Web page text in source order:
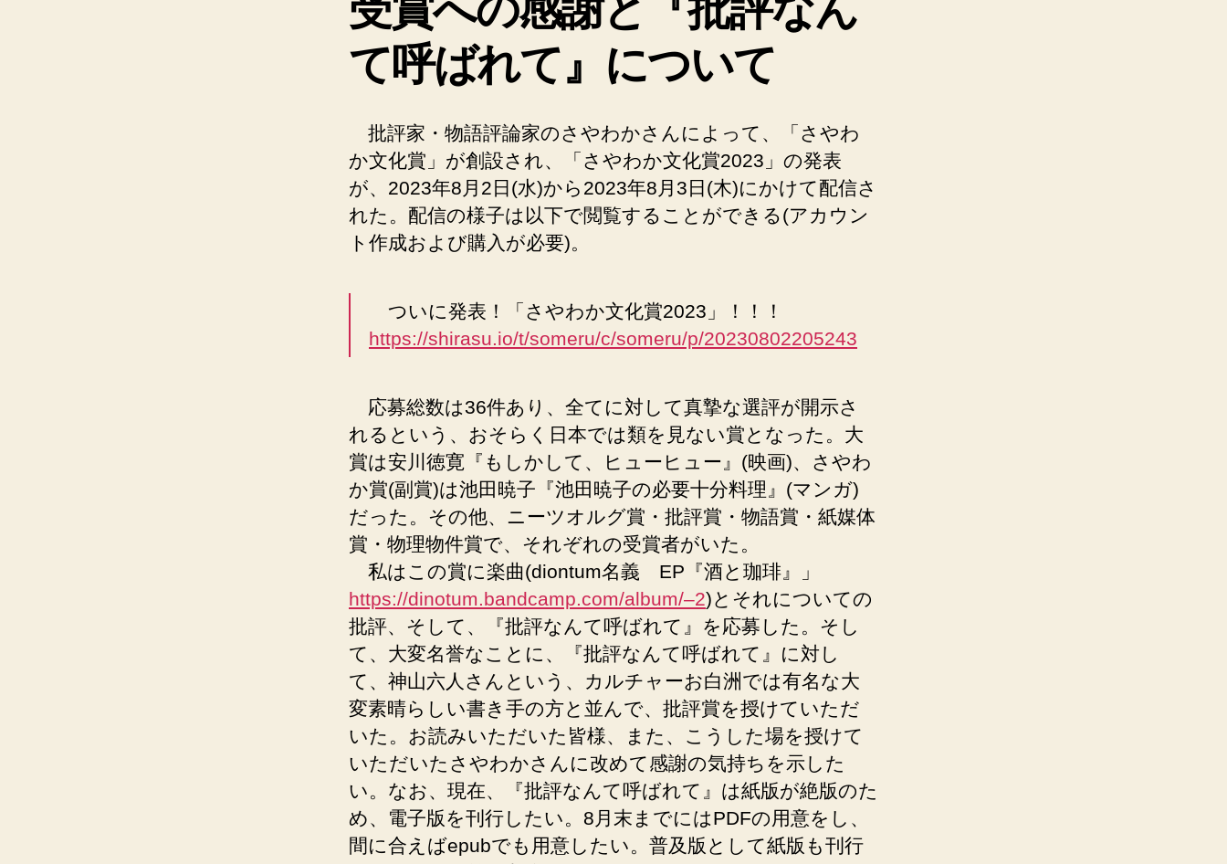
て呼ばれて』について
批評家・物語評論家のさやわかさんによって、「さやわ
か文化賞」が創設され、「さやわか文化賞2023」の発表
が、2023年8月2日(水)から2023年8月3日(木)にかけて配信さ
れた。配信の様子は以下で閲覧することができる(アカウン
ト作成および購入が必要)。
ついに発表！「さやわか文化賞2023」！！！
https://shirasu.io/t/someru/c/someru/p/20230802205243
応募総数は36件あり、全てに対して真摯な選評が開示さ
れるという、おそらく日本では類を見ない賞となった。大
賞は安川徳寛『もしかして、ヒューヒュー』(映画)、さやわ
か賞(副賞)は池田暁子『池田暁子の必要十分料理』(マンガ)
だった。その他、ニーツオルグ賞・批評賞・物語賞・紙媒体
賞・物理物件賞で、それぞれの受賞者がいた。
私はこの賞に楽曲(diontum名義 EP『酒と珈琲』」
https://dinotum.bandcamp.com/album/–2)とそれについての
批評、そして、『批評なんて呼ばれて』を応募した。そし
て、大変名誉なことに、『批評なんて呼ばれて』に対し
て、神山六人さんという、カルチャーお白洲では有名な大
変素晴らしい書き手の方と並んで、批評賞を授けていただ
いた。お読みいただいた皆様、また、こうした場を授けて
いただいたさやわかさんに改めて感謝の気持ちを示した
い。なお、現在、『批評なんて呼ばれて』は紙版が絶版のた
め、電子版を刊行したい。8月末までにはPDFの用意をし、
間に合えばepubでも用意したい。普及版として紙版も刊行